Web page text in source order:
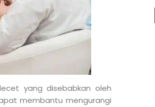
yang disebabkan oleh
membantu mengurangi